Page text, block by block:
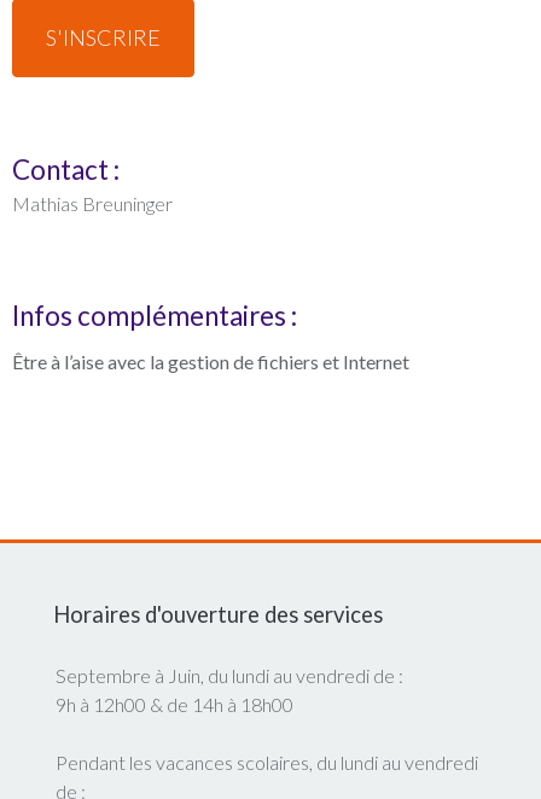
S'INSCRIRE
Contact :
Mathias Breuninger
Infos complémentaires :
Être à l’aise avec la gestion de fichiers et Internet
Horaires d'ouverture des services
Septembre à Juin, du lundi au vendredi de :
9h à 12h00 & de 14h à 18h00
Pendant les vacances scolaires, du lundi au vendredi
de :